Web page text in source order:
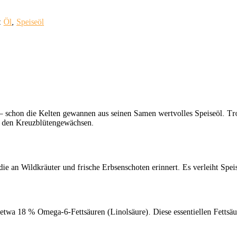
Öl, Speiseöl
schon die Kelten gewannen aus seinen Samen wertvolles
Kreuzblütengewächsen.
an Wildkräuter und frische Erbsenschoten erinnert. Es verleiht
18 % Omega-6-Fettsäuren (Linolsäure). Diese essentiellen